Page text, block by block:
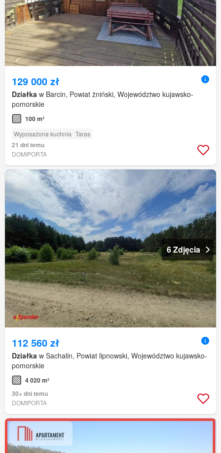
129 000 zł
Działka w Barcin, Powiat żniński, Województwo kujawsko-
pomorskie
100 m²
Wyposażona kuchnia Taras
21 dni temu
DOMIPORTA
6 Zdjęcia
112 560 zł
Działka w Sachalin, Powiat lipnowski, Województwo kujawsko-
pomorskie
4 020 m²
30+ dni temu
DOMIPORTA